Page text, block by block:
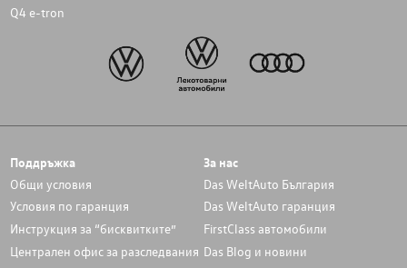
Q4 e-tron
Поддръжка
Общи условия
Условия по гаранция
Инструкция за “бисквитките”
Централен офис за разследвания
За нас
Das WeltAuto България
Das WeltAuto гаранция
FirstClass автомобили
Das Blog и новини